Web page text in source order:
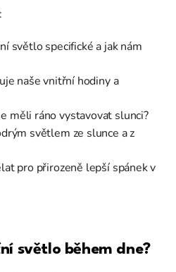
světlo specifické a jak nám
naše vnitřní hodiny a
měli ráno vystavovat slunci?
světlem ze slunce a z
pro přirozeně lepší spánek v
světlo během dne?